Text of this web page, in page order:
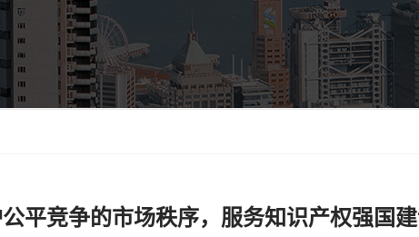
平竞争的市场秩序，服务知识产权强国